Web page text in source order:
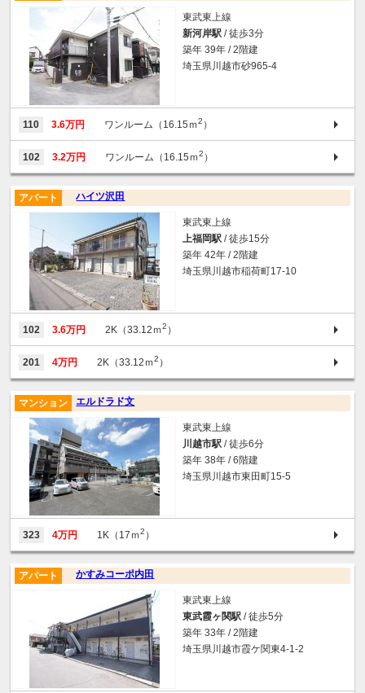
東武東上線
新河岸駅 / 徒歩3分
築年 39年 / 2階建
埼玉県川越市砂965-4
110 3.6万円 ワンルーム（16.15ｍ2 ）
102 3.2万円 ワンルーム（16.15ｍ2 ）
ハイツ沢田
アパート
東武東上線
上福岡駅 / 徒歩15分
築年 42年 / 2階建
埼玉県川越市稲荷町17-10
102 3.6万円 2K（33.12ｍ2 ）
201 4万円 2K（33.12ｍ2 ）
エルドラド文
マンション
東武東上線
川越市駅 / 徒歩6分
築年 38年 / 6階建
埼玉県川越市東田町15-5
323 4万円 1K（17ｍ2 ）
かすみコーポ内田
アパート
東武東上線
東武霞ヶ関駅 / 徒歩5分
築年 33年 / 2階建
埼玉県川越市霞ケ関東4-1-2